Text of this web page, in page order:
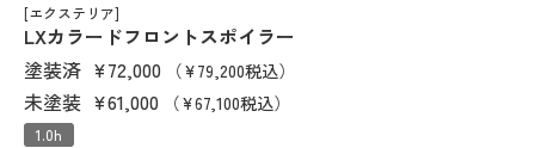
[エクステリア]
LXカラードフロントスポイラー
塗装済 ¥72,000 （¥79,200税込）
未塗装 ¥61,000 （¥67,100税込）
1.0h